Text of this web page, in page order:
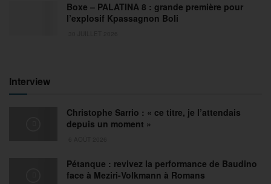
Boxe – PALATINA 8 : grande première pour
l’explosif Kpassagnon Boli
Interview
Christophe Sarrio : « ce titre, je l’attendais
depuis un moment »
Pétanque : revivez la performance de Baudino
face à Meziri-Volkmann à Romans